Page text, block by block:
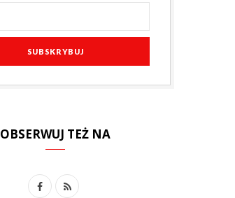
OBSERWUJ TEŻ NA
F
R